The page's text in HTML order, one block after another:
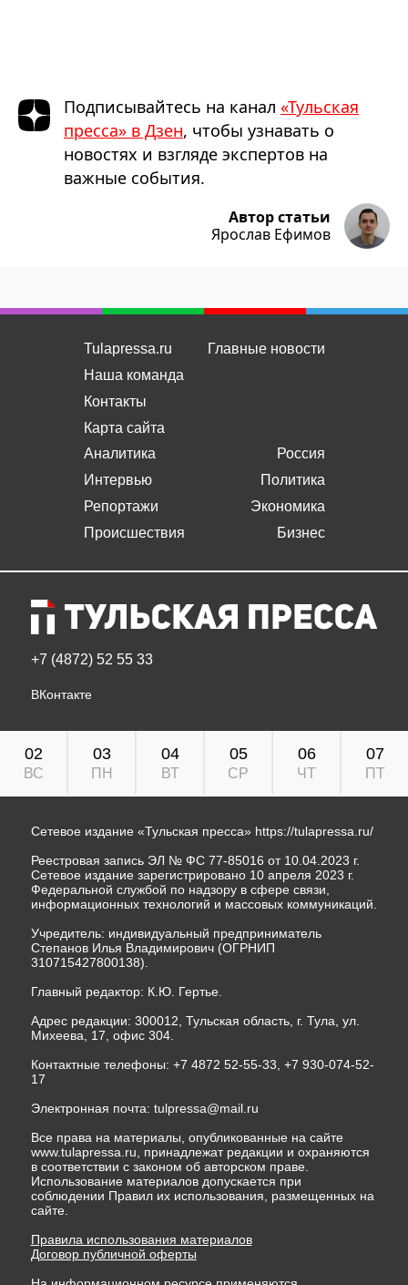
Подписывайтесь на канал «Тульская
пресса» в Дзен, чтобы узнавать о
новостях и взгляде экспертов на
важные события.
Автор статьи
Ярослав Ефимов
Tulapressa.ru
Наша команда
Контакты
Карта сайта
Главные новости
Аналитика
Интервью
Репортажи
Происшествия
Россия
Политика
Экономика
Бизнес
+7 (4872) 52 55 33
ВКонтакте
02
ВС
03
ПН
04
ВТ
05
СР
06
ЧТ
07
ПТ
Сетевое издание «Тульская пресса» https://tulapressa.ru/
Реестровая запись ЭЛ № ФС 77-85016 от 10.04.2023 г.
Сетевое издание зарегистрировано 10 апреля 2023 г.
Федеральной службой по надзору в сфере связи,
информационных технологий и массовых коммуникаций.
Учредитель: индивидуальный предприниматель
Степанов Илья Владимирович (ОГРНИП
310715427800138).
Главный редактор: К.Ю. Гертье.
Адрес редакции: 300012, Тульская область, г. Тула, ул.
Михеева, 17, офис 304.
Контактные телефоны: +7 4872 52-55-33, +7 930-074-52-
17
Электронная почта: tulpressa@mail.ru
Все права на материалы, опубликованные на сайте
www.tulapressa.ru, принадлежат редакции и охраняются
в соответствии с законом об авторском праве.
Использование материалов допускается при
соблюдении Правил их использования, размещенных на
сайте.
Правила использования материалов
Договор публичной оферты